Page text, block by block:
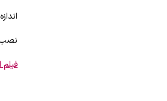
نصب
فیلم